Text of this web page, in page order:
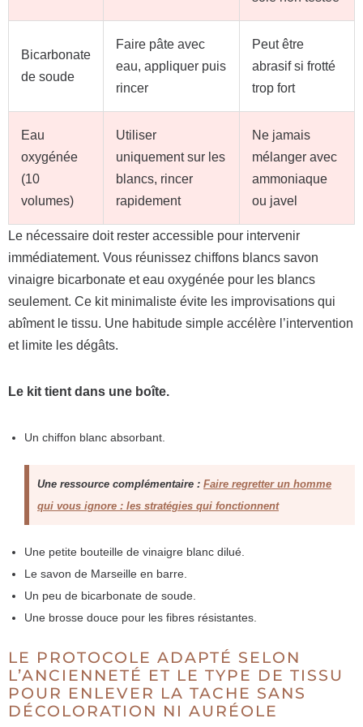
Bicarbonate
de soude
Faire pâte avec
eau, appliquer puis
rincer
Peut être
abrasif si frotté
trop fort
Eau
oxygénée
(10
volumes)
Utiliser
uniquement sur les
blancs, rincer
rapidement
Ne jamais
mélanger avec
ammoniaque
ou javel
Le nécessaire doit rester accessible pour intervenir
immédiatement. Vous réunissez chiffons blancs savon
vinaigre bicarbonate et eau oxygénée pour les blancs
seulement. Ce kit minimaliste évite les improvisations qui
abîment le tissu. Une habitude simple accélère l’intervention
et limite les dégâts.
Le kit tient dans une boîte.
Un chiffon blanc absorbant.
Une ressource complémentaire : Faire regretter un homme
qui vous ignore : les stratégies qui fonctionnent
Une petite bouteille de vinaigre blanc dilué.
Le savon de Marseille en barre.
Un peu de bicarbonate de soude.
Une brosse douce pour les fibres résistantes.
LE PROTOCOLE ADAPTÉ SELON
L’ANCIENNETÉ ET LE TYPE DE TISSU
POUR ENLEVER LA TACHE SANS
DÉCOLORATION NI AURÉOLE